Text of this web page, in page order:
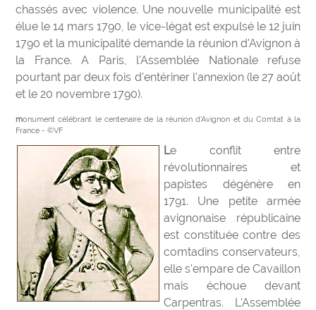
chassés avec violence. Une nouvelle municipalité est
élue le 14 mars 1790, le vice-légat est expulsé le 12 juin
1790 et la municipalité demande la réunion d'Avignon à
la France. A Paris, l'Assemblée Nationale refuse
pourtant par deux fois d'entériner l'annexion (le 27 août
et le 20 novembre 1790).
monument célébrant le centenaire de la réunion d'Avignon et du Comtat à la
France - ©VF
Le conflit entre
révolutionnaires et
papistes dégénère en
1791. Une petite armée
avignonaise républicaine
est constituée contre des
comtadins conservateurs,
elle s'empare de Cavaillon
mais échoue devant
Carpentras. L'Assemblée